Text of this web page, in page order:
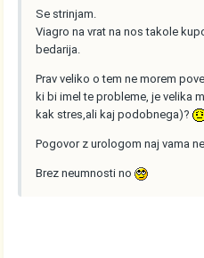
Se strinjam.
Viagro na vrat na nos takole
bedarija.
Prav veliko o tem ne morem
ki bi imel te probleme, je velika
kak stres,ali kaj podobnega)?
Pogovor z urologom naj vama
Brez neumnosti no